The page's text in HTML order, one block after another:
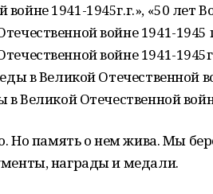
войне 1941-1945г.г.», «50 лет
войне 1941-1945
войне 1941-
в Великой Отечественной
Великой Отечественной
Но память о нем жива. Мы
награды и медали.